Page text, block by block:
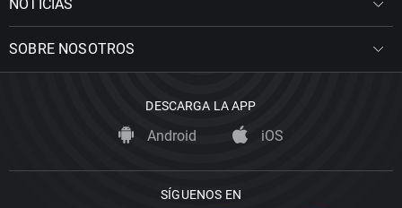
NOTICIAS
SOBRE NOSOTROS
DESCARGA LA APP
Android iOS
SÍGUENOS EN